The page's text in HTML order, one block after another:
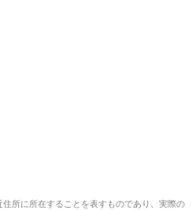
所に所在することを表すものであり、実際の